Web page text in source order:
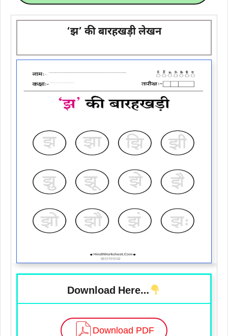
‘झ’ की बारहखड़ी लेखन
Download Here…
Download PDF